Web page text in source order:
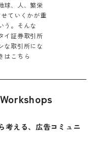
球、人、繁栄
ていくかが重
う。そんな
イ証券取引所
な取引所にな
はこちら
考える、広告コミュニ